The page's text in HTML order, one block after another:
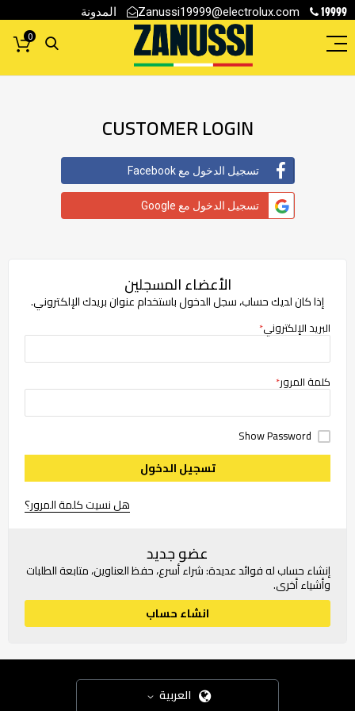
19999
Zanussi19999@electrolux.com المدونة
0
CUSTOMER LOGIN
تسجيل الدخول مع Facebook
تسجيل الدخول مع Google
الأعضاء المسجلين
إذا كان لديك حساب، سجل الدخول باستخدام عنوان بريدك الإلكتروني.
البريد الإلكتروني
كلمة المرور
Show Password
تسجيل الدخول
هل نسيت كلمة المرور؟
عضو جديد
إنشاء حساب له فوائد عديدة: شراء أسرع، حفظ العناوين، متابعة الطلبات
وأشياء أخرى.
انشاء حساب
العربية